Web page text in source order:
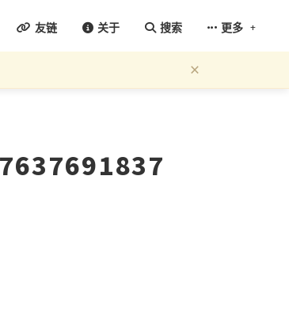
友链 关于 搜索 更多 +
×